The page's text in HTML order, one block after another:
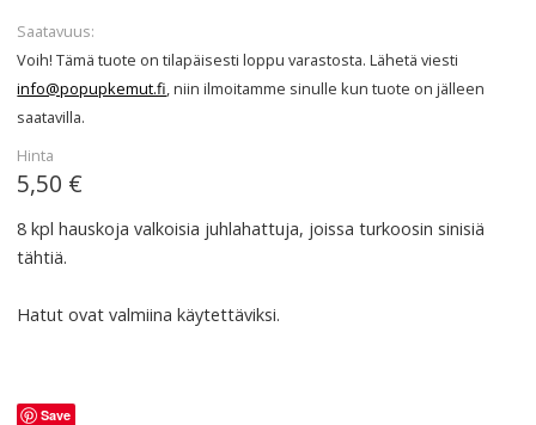
Saatavuus
Voih! Tämä tuote on tilapäisesti loppu varastosta. Lähetä viesti
info@popupkemut.fi, niin ilmoitamme sinulle kun tuote on jälleen
saatavilla.
Hinta
5,50 €
8 kpl hauskoja valkoisia juhlahattuja, joissa turkoosin sinisiä
tähtiä.
Hatut ovat valmiina käytettäviksi.
Save